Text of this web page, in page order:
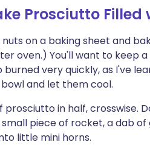
Prosciutto Filled
on a baking sheet and
oven.) You'll want to keep
very quickly, as I've
and let them cool.
prosciutto in half, crosswise.
piece of rocket, a dab
little mini horns.